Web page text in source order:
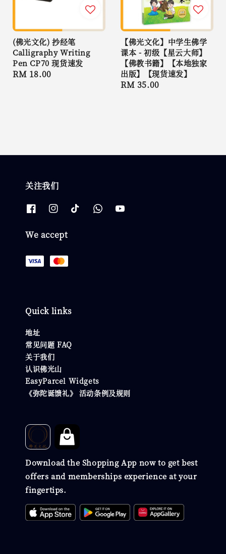
(佛光文化) 抄经笔
Calligraphy Writing
Pen CP70 现货速发
Regular
RM 18.00
【佛光文化】中学生佛学
课本 - 初级【星云大师】
【佛教书籍】【本地独家
出版】【现货速发】
Regular
RM 35.00
关注我们
We accept
Quick links
地址
常见问题 FAQ
关于我们
认识佛光山
EasyParcel Widgets
《弥陀诞馈礼》 活动条例及规则
Download the Shopping App now to get best
offers and memberships experience at your
fingertips.